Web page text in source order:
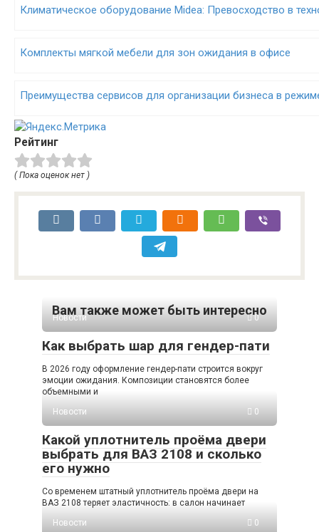
Климатическое оборудование Midea: Превосходство в
Комплекты мягкой мебели для зон ожидания в офисе
Преимущества сервисов для организации бизнеса в
Рейтинг
( Пока оценок нет )
Вам также может быть интересно
Новости 0
Как выбрать шар для гендер-пати
В 2026 году оформление гендер-пати строится вокруг
эмоции ожидания. Композиции становятся более
объемными и
Новости
0
Какой уплотнитель проёма двери
выбрать для ВАЗ 2108 и сколько
его нужно
Со временем штатный уплотнитель проёма двери на
ВАЗ 2108 теряет эластичность: в салон начинает
Новости
0